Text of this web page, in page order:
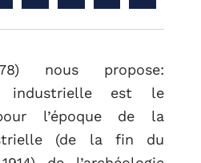
nous propose:
industrielle est le
l’époque de la
(de la fin du